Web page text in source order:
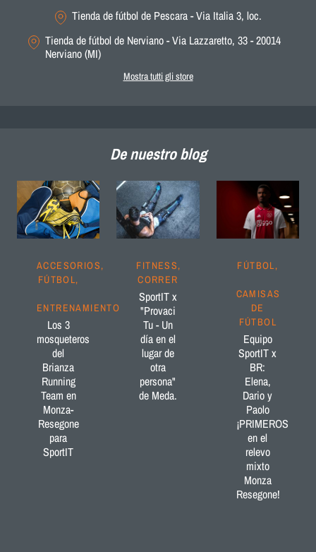
Tienda de fútbol de Pescara - Via Italia 3, loc.
Tienda de fútbol de Nerviano - Via Lazzaretto, 33 - 20014
Nerviano (MI)
Mostra tutti gli store
De nuestro blog
ACCESORIOS,
FÚTBOL,
ENTRENAMIENTO
Los 3
mosqueteros
del
Brianza
Running
Team en
Monza-
Resegone
para
SportIT
FITNESS,
CORRER
SportIT x
"Provaci
Tu - Un
día en el
lugar de
otra
persona"
de Meda.
FÚTBOL,
CAMISAS
DE
FÚTBOL
Equipo
SportIT x
BR:
Elena,
Dario y
Paolo
¡PRIMEROS
en el
relevo
mixto
Monza
Resegone!